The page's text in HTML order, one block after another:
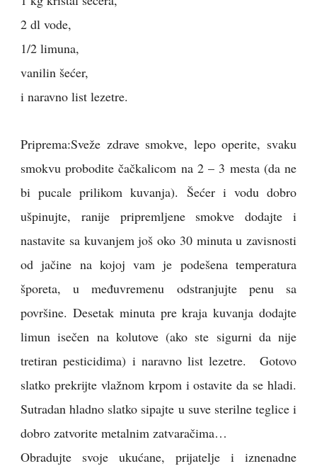
2 dl vode,
1/2 limuna,
vanilin šećer,
i naravno list lezetre.
Priprema:Sveže zdrave smokve, lepo operite, svaku
smokvu probodite čačkalicom na 2 – 3 mesta (da ne
bi pucale prilikom kuvanja). Šećer i vodu dobro
ušpinujte, ranije pripremljene smokve dodajte i
nastavite sa kuvanjem još oko 30 minuta u zavisnosti
od jačine na kojoj vam je podešena temperatura
šporeta, u međuvremenu odstranjujte penu sa
površine. Desetak minuta pre kraja kuvanja dodajte
limun isečen na kolutove (ako ste sigurni da nije
tretiran pesticidima) i naravno list lezetre. Gotovo
slatko prekrijte vlažnom krpom i ostavite da se hladi.
Sutradan hladno slatko sipajte u suve sterilne teglice i
dobro zatvorite metalnim zatvaračima…
Obradujte svoje ukućane, prijatelje i iznenadne